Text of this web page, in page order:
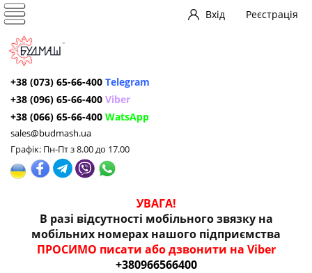
Вхід Реєстрація
+38 (073) 65-66-400 Telegram
+38 (096) 65-66-400 Viber
+38 (066) 65-66-400 WatsApp
sales@budmash.ua
Графік: Пн-Пт з 8.00 до 17.00
УВАГА!
В разі відсутності мобільного звязку на
мобільних номерах нашого підприємства
ПРОСИМО писати або дзвонити на Viber
+380966566400